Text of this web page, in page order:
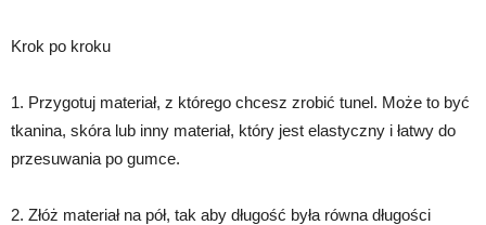
Krok po kroku
1. Przygotuj materiał, z którego chcesz zrobić tunel. Może to być
tkanina, skóra lub inny materiał, który jest elastyczny i łatwy do
przesuwania po gumce.
2. Złóż materiał na pół, tak aby długość była równa długości